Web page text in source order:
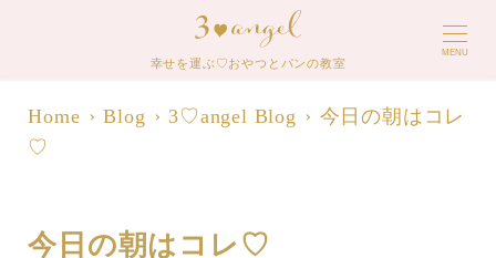
幸せを運ぶ♡おやつとパンの教室
MENU
Home Blog 3♡angel Blog
今日の朝はコレ
♡
今日の朝はコレ♡